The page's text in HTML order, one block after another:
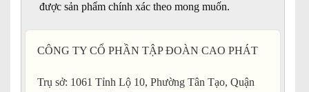
được sản phẩm chính xác theo mong muốn.
CÔNG TY CỔ PHẦN TẬP ĐOÀN CAO PHÁT
Trụ sở: 1061 Tỉnh Lộ 10, Phường Tân Tạo, Quận